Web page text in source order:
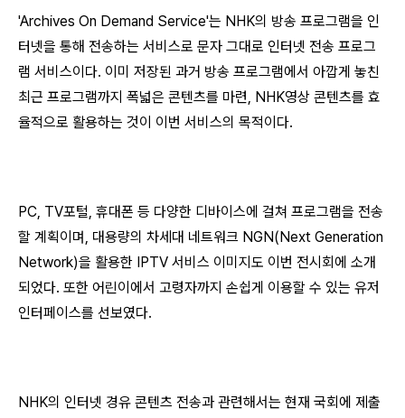
'Archives On Demand Service'는 NHK의 방송 프로그램을 인
터넷을 통해 전송하는 서비스로 문자 그대로 인터넷 전송 프로그
램 서비스이다. 이미 저장된 과거 방송 프로그램에서 아깝게 놓친
최근 프로그램까지 폭넓은 콘텐츠를 마련, NHK영상 콘텐츠를 효
율적으로 활용하는 것이 이번 서비스의 목적이다.
PC, TV포털, 휴대폰 등 다양한 디바이스에 걸쳐 프로그램을 전송
할 계획이며, 대용량의 차세대 네트워크 NGN(Next Generation
Network)을 활용한 IPTV 서비스 이미지도 이번 전시회에 소개
되었다. 또한 어린이에서 고령자까지 손쉽게 이용할 수 있는 유저
인터페이스를 선보였다.
NHK의 인터넷 경유 콘텐츠 전송과 관련해서는 현재 국회에 제출